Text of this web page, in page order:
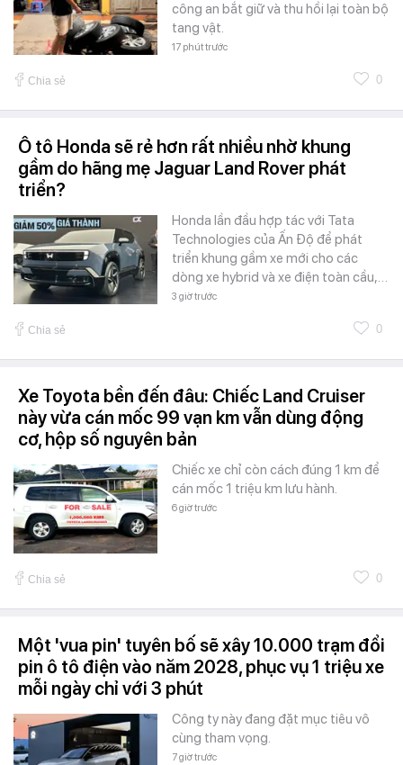
công an bắt giữ và thu hồi lại toàn bộ
tang vật.
17 phút trước
Chia sẻ 0
Ô tô Honda sẽ rẻ hơn rất nhiều nhờ khung
gầm do hãng mẹ Jaguar Land Rover phát
triển?
Honda lần đầu hợp tác với Tata
Technologies của Ấn Độ để phát
triển khung gầm xe mới cho các
dòng xe hybrid và xe điện toàn cầu,…
3 giờ trước
Chia sẻ 0
Xe Toyota bền đến đâu: Chiếc Land Cruiser
này vừa cán mốc 99 vạn km vẫn dùng động
cơ, hộp số nguyên bản
Chiếc xe chỉ còn cách đúng 1 km để
cán mốc 1 triệu km lưu hành.
6 giờ trước
Chia sẻ 0
Một 'vua pin' tuyên bố sẽ xây 10.000 trạm đổi
pin ô tô điện vào năm 2028, phục vụ 1 triệu xe
mỗi ngày chỉ với 3 phút
Công ty này đang đặt mục tiêu vô
cùng tham vọng.
7 giờ trước